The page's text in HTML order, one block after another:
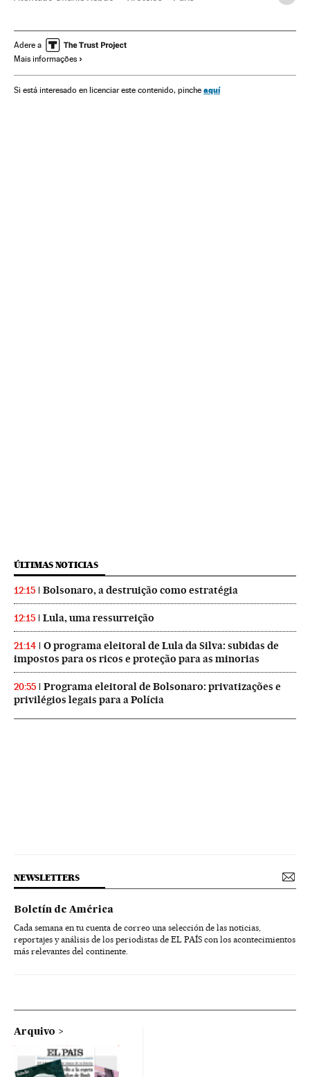
Humor gráfico terrorismo islâmico
Imprensa Acontecimentos Terrorismo
Adere a
Mais informações
Si está interesado en licenciar este contenido, pinche aquí
ÚLTIMAS NOTICIAS
12:15 Bolsonaro, a destruição como estratégia
12:15 Lula, uma ressurreição
21:14
O programa eleitoral de Lula da Silva: subidas de
impostos para os ricos e proteção para as minorias
20:55
Programa eleitoral de Bolsonaro: privatizações e
privilégios legais para a Polícia
NEWSLETTERS
Boletín de América
Cada semana en tu cuenta de correo una selección de las noticias,
reportajes y análisis de los periodistas de EL PAÍS con los acontecimientos
más relevantes del continente.
Arquivo